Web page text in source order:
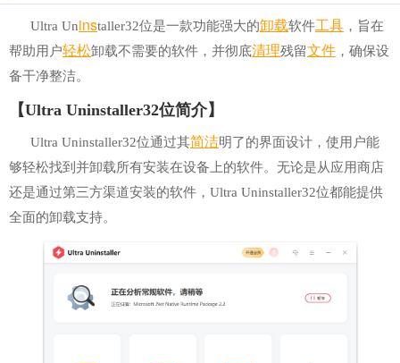
Ultra Uninstaller32位是一款功能强大的卸载软件工具 ，旨在
帮助用户轻松卸载不需要的软件，并彻底清理残留文件 ，确保设
备干净整洁。
【Ultra Uninstaller32位简介】
Ultra Uninstaller32位通过其简洁明了的界面设计，使用户能
够轻松找到并卸载所有安装在设备上的软件。无论是从应用商店
还是通过第三方渠道安装的软件，Ultra Uninstaller32位都能提供
全面的卸载支持。